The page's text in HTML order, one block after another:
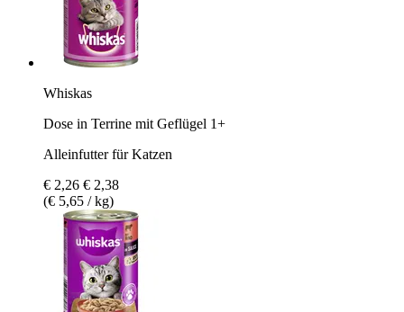
Whiskas
Dose in Terrine mit Geflügel 1+
Alleinfutter für Katzen
€ 2,26 € 2,38
(€ 5,65 / kg)